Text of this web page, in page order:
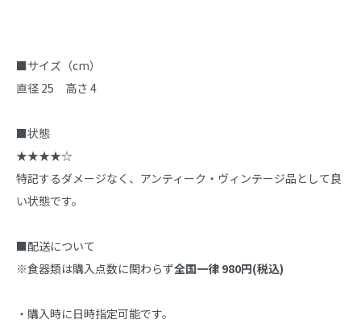
商品説明
■サイズ（cm）
直径 25　高さ 4
■状態
★★★★☆
特記するダメージなく、アンティーク・ヴィンテージ品として良
い状態です。
■配送について
※食器類は購入点数に関わらず全国一律 980円(税込)
・購入時に日時指定可能です。